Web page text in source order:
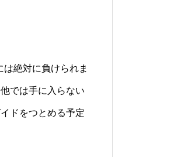
絶対に負けられま
では手に入らない
ドをつとめる予定